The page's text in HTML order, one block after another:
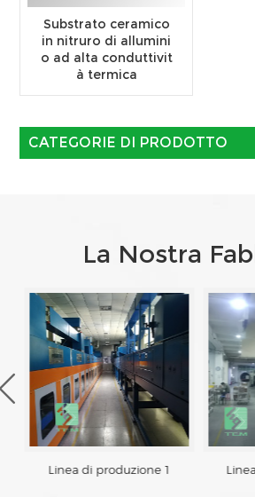
Substrato ceramico
in nitruro di allumini
o ad alta conduttivit
à termica
CATEGORIE DI PRODOTTO
La Nostra
Linea di produzione 1